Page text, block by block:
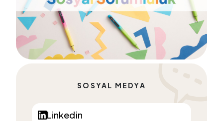
SOSYAL MEDYA
Linkedin